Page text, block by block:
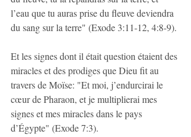
l’eau que tu auras prise du fleuve deviendra
du sang sur la terre" (Exode 3:11-12, 4:8-9).
Et les signes dont il était question étaient des
miracles et des prodiges que Dieu fit au
travers de Moïse: "Et moi, j’endurcirai le
cœur de Pharaon, et je multiplierai mes
signes et mes miracles dans le pays
d’Égypte" (Exode 7:3).